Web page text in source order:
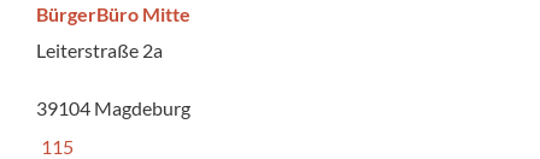
BürgerBüro Mitte
Leiterstraße 2a
39104 Magdeburg
115